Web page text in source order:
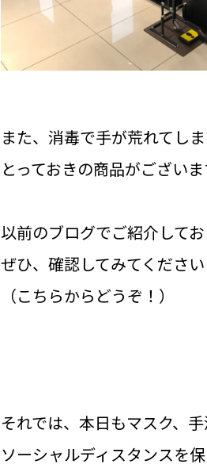
また、消毒で手が荒れてし
とっておきの商品がございま
以前のブログでご紹介して
ぜひ、確認してみてください
（こちらからどうぞ！）
それでは、本日もマスク、
ソーシャルディスタンスを